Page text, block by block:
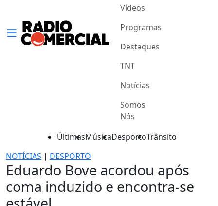
Vídeos
Programas
Destaques
TNT
Notícias
Somos
Nós
ÚltimasMúsicaDesportoTrânsito
NOTÍCIAS | DESPORTO
Eduardo Bove acordou após
coma induzido e encontra-se